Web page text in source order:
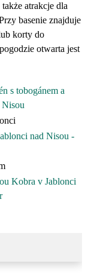
atrakcje dla
basenie znajduje
korty do
otwarta jest